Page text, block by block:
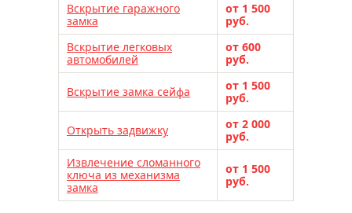
электронные замки solity
электронные замки novilock
электронные замки moorgen
электронные замки desi
электронные замки biometric
установка замка
замена замка
перекодировка замков
Вскрытие гаражного
замка
от 1 500
руб.
Вскрытие легковых
автомобилей
от 600
руб.
Вскрытие замка сейфа
от 1 500
руб.
Открыть задвижку
от 2 000
руб.
Извлечение сломанного
ключа из механизма
замка
от 1 500
руб.